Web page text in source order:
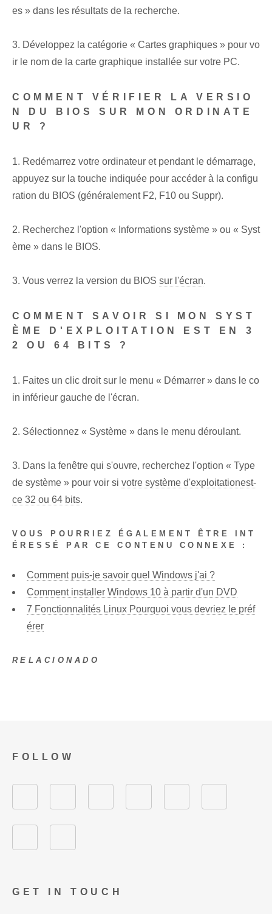
es » dans les résultats de la recherche.
3. Développez la catégorie « Cartes graphiques » pour vo
ir le nom de la carte graphique installée sur votre PC.
COMMENT VÉRIFIER LA VERSIO
N DU BIOS SUR MON ORDINATE
UR ?
1. Redémarrez votre ordinateur et pendant le démarrage,
appuyez sur la touche indiquée pour accéder à la configu
ration du BIOS (généralement F2, F10 ou Suppr).
2. Recherchez l'option « Informations système » ou « Syst
ème » dans le BIOS.
3. Vous verrez la version du BIOS sur l'écran.
COMMENT SAVOIR SI MON SYST
ÈME D'EXPLOITATION EST EN 3
2 OU 64 BITS ?
1. Faites un clic droit sur le menu « Démarrer » dans le co
in inférieur gauche de l'écran.
2. Sélectionnez « Système » dans le menu déroulant.
3. Dans la fenêtre qui s'ouvre, recherchez l'option « Type
de système » pour voir si votre système d'exploitationest-
ce 32 ou 64 bits.
VOUS POURRIEZ ÉGALEMENT ÊTRE INT
ÉRESSÉ PAR CE CONTENU CONNEXE :
Comment puis-je savoir quel Windows j'ai ?
Comment installer Windows 10 à partir d'un DVD
7 Fonctionnalités Linux Pourquoi vous devriez le préf
érer
RELACIONADO
GET IN TOUCH
FOLLOW